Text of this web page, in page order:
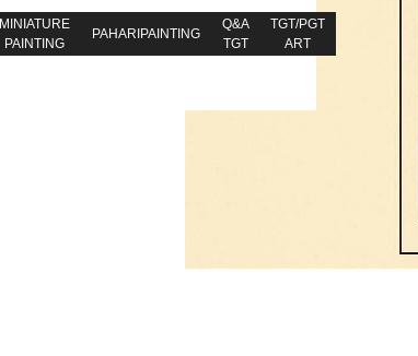
MINIATURE
PAINTING
PAHARIPAINTING
Q&A
TGT
TGT/PGT
ART